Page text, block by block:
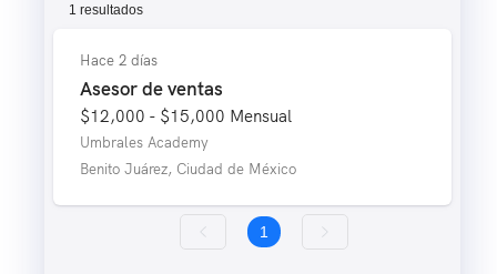
1 resultados
Hace 2 días
Asesor de ventas
$12,000 - $15,000 Mensual
Umbrales Academy
Benito Juárez, Ciudad de México
1